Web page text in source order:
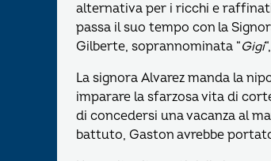
alternativa per i ricchi e
passa il suo tempo con la
Gilberte, soprannominata “Gigi
La signora Alvarez manda la
imparare la sfarzosa vita di
di concedersi una vacanza al
battuto, Gaston avrebbe